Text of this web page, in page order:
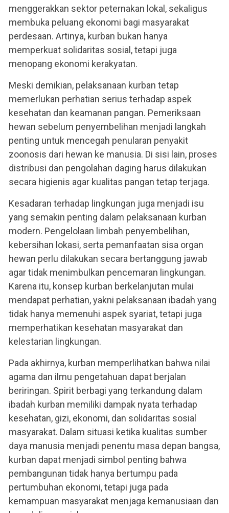
menggerakkan sektor peternakan lokal, sekaligus
membuka peluang ekonomi bagi masyarakat
perdesaan. Artinya, kurban bukan hanya
memperkuat solidaritas sosial, tetapi juga
menopang ekonomi kerakyatan.
Meski demikian, pelaksanaan kurban tetap
memerlukan perhatian serius terhadap aspek
kesehatan dan keamanan pangan. Pemeriksaan
hewan sebelum penyembelihan menjadi langkah
penting untuk mencegah penularan penyakit
zoonosis dari hewan ke manusia. Di sisi lain, proses
distribusi dan pengolahan daging harus dilakukan
secara higienis agar kualitas pangan tetap terjaga.
Kesadaran terhadap lingkungan juga menjadi isu
yang semakin penting dalam pelaksanaan kurban
modern. Pengelolaan limbah penyembelihan,
kebersihan lokasi, serta pemanfaatan sisa organ
hewan perlu dilakukan secara bertanggung jawab
agar tidak menimbulkan pencemaran lingkungan.
Karena itu, konsep kurban berkelanjutan mulai
mendapat perhatian, yakni pelaksanaan ibadah yang
tidak hanya memenuhi aspek syariat, tetapi juga
memperhatikan kesehatan masyarakat dan
kelestarian lingkungan.
Pada akhirnya, kurban memperlihatkan bahwa nilai
agama dan ilmu pengetahuan dapat berjalan
beriringan. Spirit berbagi yang terkandung dalam
ibadah kurban memiliki dampak nyata terhadap
kesehatan, gizi, ekonomi, dan solidaritas sosial
masyarakat. Dalam situasi ketika kualitas sumber
daya manusia menjadi penentu masa depan bangsa,
kurban dapat menjadi simbol penting bahwa
pembangunan tidak hanya bertumpu pada
pertumbuhan ekonomi, tetapi juga pada
kemampuan masyarakat menjaga kemanusiaan dan